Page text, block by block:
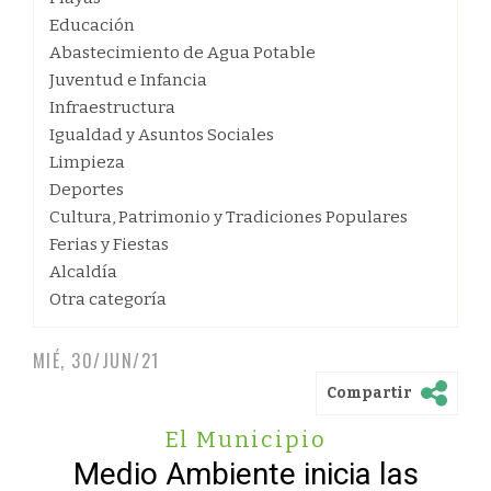
Educación
Abastecimiento de Agua Potable
Juventud e Infancia
Infraestructura
Igualdad y Asuntos Sociales
Limpieza
Deportes
Cultura, Patrimonio y Tradiciones Populares
Ferias y Fiestas
Alcaldía
Otra categoría
MIÉ, 30/JUN/21
Compartir
El Municipio
Medio Ambiente inicia las